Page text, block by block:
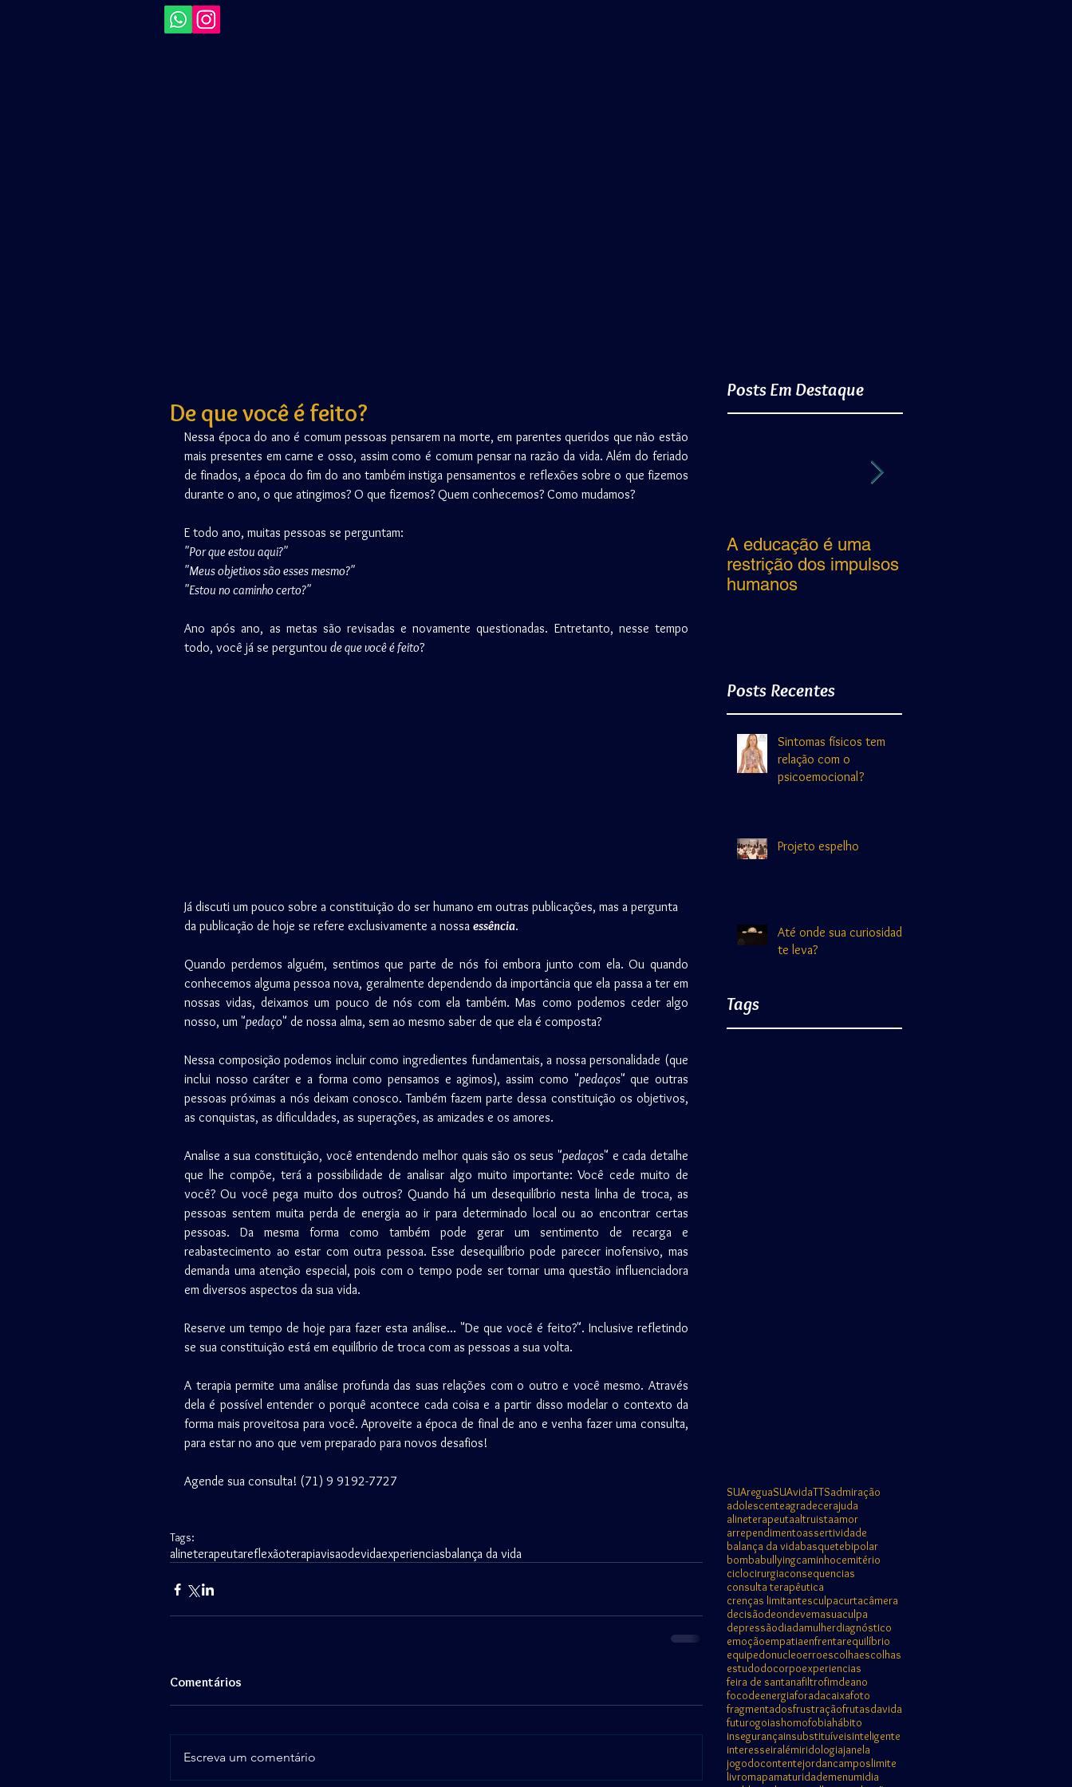
De que você é feito?
Nessa época do ano é comum pessoas pensarem na morte, em parentes queridos que não estão
mais presentes em carne e osso, assim como é comum pensar na razão da vida. Além do feriado
de finados, a época do fim do ano também instiga pensamentos e reflexões sobre o que fizemos
durante o ano, o que atingimos? O que fizemos? Quem conhecemos? Como mudamos?
E todo ano, muitas pessoas se perguntam:
"Por que estou aqui?"
"Meus objetivos são esses mesmo?"
"Estou no caminho certo?"
Ano após ano, as metas são revisadas e novamente questionadas. Entretanto, nesse tempo
todo, você já se perguntou de que você é feito?
Já discuti um pouco sobre a constituição do ser humano em outras publicações, mas a pergunta
da publicação de hoje se refere exclusivamente a nossa essência.
Quando perdemos alguém, sentimos que parte de nós foi embora junto com ela. Ou quando
conhecemos alguma pessoa nova, geralmente dependendo da importância que ela passa a ter em
nossas vidas, deixamos um pouco de nós com ela também. Mas como podemos ceder algo
nosso, um "pedaço" de nossa alma, sem ao mesmo saber de que ela é composta?
Nessa composição podemos incluir como ingredientes fundamentais, a nossa personalidade (que
inclui nosso caráter e a forma como pensamos e agimos), assim como "pedaços" que outras
pessoas próximas a nós deixam conosco. Também fazem parte dessa constituição os objetivos,
as conquistas, as dificuldades, as superações, as amizades e os amores.
Analise a sua constituição, você entendendo melhor quais são os seus "pedaços" e cada detalhe
que lhe compõe, terá a possibilidade de analisar algo muito importante: Você cede muito de
você? Ou você pega muito dos outros? Quando há um desequilíbrio nesta linha de troca, as
pessoas sentem muita perda de energia ao ir para determinado local ou ao encontrar certas
pessoas. Da mesma forma como também pode gerar um sentimento de recarga e
reabastecimento ao estar com outra pessoa. Esse desequilíbrio pode parecer inofensivo, mas
demanda uma atenção especial, pois com o tempo pode ser tornar uma questão influenciadora
em diversos aspectos da sua vida.
Reserve um tempo de hoje para fazer esta análise... "De que você é feito?". Inclusive refletindo
se sua constituição está em equilíbrio de troca com as pessoas a sua volta.
A terapia permite uma análise profunda das suas relações com o outro e você mesmo. Através
dela é possível entender o porquê acontece cada coisa e a partir disso modelar o contexto da
forma mais proveitosa para você. Aproveite a época de final de ano e venha fazer uma consulta,
para estar no ano que vem preparado para novos desafios!
Agende sua consulta! (71) 9 9192-7727
Tags:
alineterapeutareflexãoterapiavisaodevidaexperienciasbalança da vida
Comentários
Escreva um comentário
Posts Em Destaque
A educação é uma
restrição dos impulsos
humanos
Posts Recentes
Sintomas físicos tem
relação com o
psicoemocional?
Projeto espelho
Até onde sua curiosidade
te leva?
Tags
SUAreguaSUAvidaTTSadmiração
adolescenteagradecerajuda
alineterapeutaaltruistaamor
arrependimentoassertividade
balança da vidabasquetebipolar
bombabullyingcaminhocemitério
ciclocirurgiaconsequencias
consulta terapêutica
crenças limitantesculpacurtacâmera
decisãodeondevemasuaculpa
depressãodiadamulherdiagnóstico
emoçãoempatiaenfrentarequilíbrio
equipedonucleoerroescolhaescolhas
estudodocorpoexperiencias
feira de santanafiltrofimdeano
focodeenergiaforadacaixafoto
fragmentadosfrustraçãofrutasdavida
futurogoiashomofobiahábito
insegurançainsubstituíveisinteligente
interesseiralémiridologiajanela
jogodocontentejordancamposlimite
livromapamaturidademenumidia